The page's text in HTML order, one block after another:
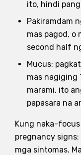
ito, hindi
Pakiramdam
mas pagod, o
second half
Mucus:
mas nagiging
marami, ito
papasara na
Kung naka-
pregnancy
mga sintomas.